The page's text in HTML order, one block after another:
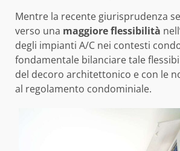
Mentre la recente giurisprudenza
verso una maggiore flessibilità
degli impianti A/C nei contesti
fondamentale bilanciare tale
del decoro architettonico e con le
al regolamento condominiale.